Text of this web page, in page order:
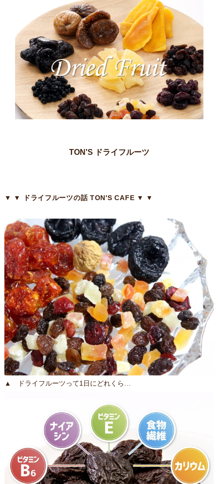
TON'S ドライフルーツ
▼ ▼ ドライフルーツの話 TON'S CAFE ▼ ▼
▲ ドライフルーツって1日にどれくら…